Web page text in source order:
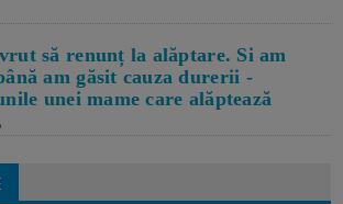
să renunț la alăptare. Si am
am găsit cauza durerii -
unei mame care alăptează